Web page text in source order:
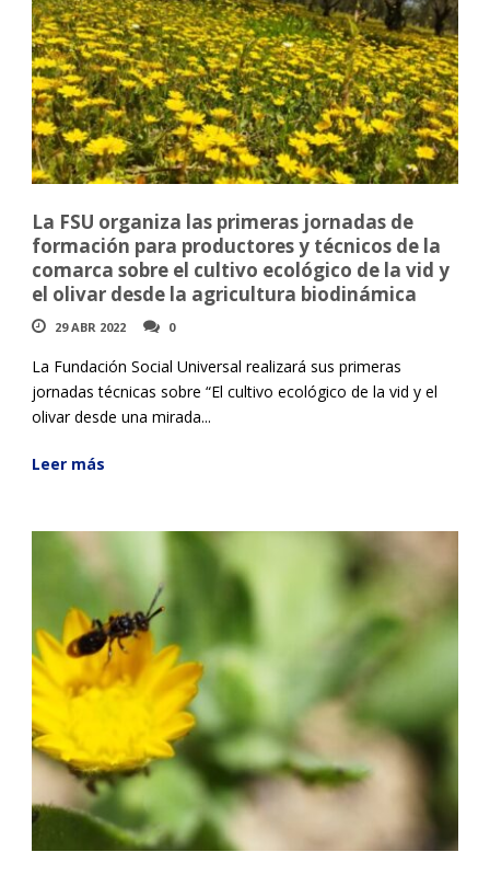
La FSU organiza las primeras jornadas de
formación para productores y técnicos de la
comarca sobre el cultivo ecológico de la vid y
el olivar desde la agricultura biodinámica
29 ABR 2022 0
La Fundación Social Universal realizará sus primeras
jornadas técnicas sobre “El cultivo ecológico de la vid y el
olivar desde una mirada...
Leer más